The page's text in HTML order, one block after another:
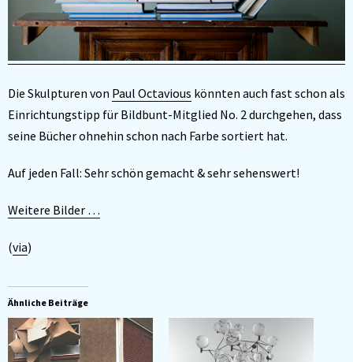
Die Skulpturen von Paul Octavious könnten auch fast schon als
Einrichtungstipp für Bildbunt-Mitglied No. 2 durchgehen, dass
seine Bücher ohnehin schon nach Farbe sortiert hat.
Auf jeden Fall: Sehr schön gemacht & sehr sehenswert!
Weitere Bilder …
(via)
Ähnliche Beiträge